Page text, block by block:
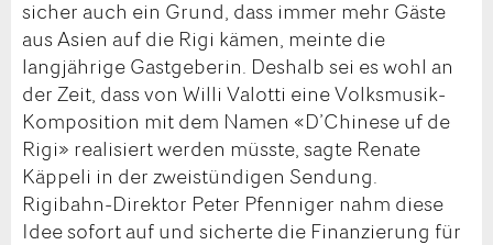
sicher auch ein Grund, dass immer mehr Gäste
aus Asien auf die Rigi kämen, meinte die
langjährige Gastgeberin. Deshalb sei es wohl an
der Zeit, dass von Willi Valotti eine Volksmusik-
Komposition mit dem Namen «D’Chinese uf de
Rigi» realisiert werden müsste, sagte Renate
Käppeli in der zweistündigen Sendung.
Rigibahn-Direktor Peter Pfenniger nahm diese
Idee sofort auf und sicherte die Finanzierung für